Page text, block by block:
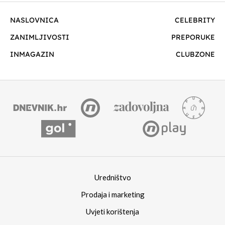
NASLOVNICA
CELEBRITY
ZANIMLJIVOSTI
PREPORUKE
INMAGAZIN
CLUBZONE
Uredništvo
Prodaja i marketing
Uvjeti korištenja